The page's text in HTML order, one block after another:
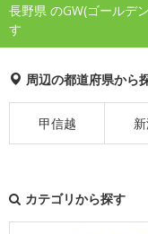
長野県 のGW(ゴールデ
す
周辺の都道府県から
甲信越
カテゴリから探す